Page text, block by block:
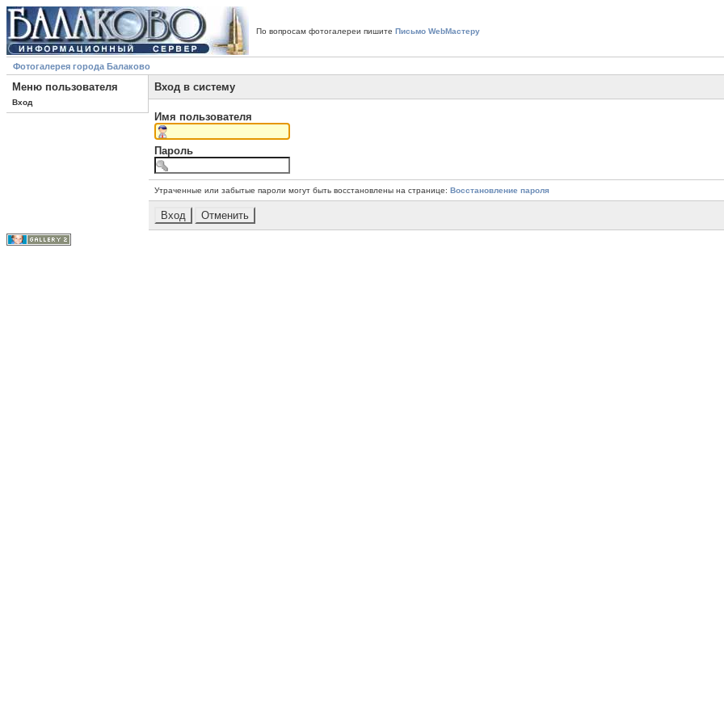
По вопросам фотогалереи пишите Письмо WebМастеру
Фотогалерея города Балаково
Меню пользователя
Вход
Вход в систему
Имя пользователя
Пароль
Утраченные или забытые пароли могут быть восстановлены на странице: Восстановление пароля